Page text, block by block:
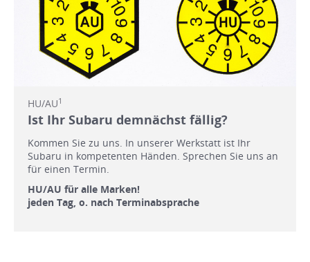
HU/AU1
Ist Ihr Subaru demnächst fällig?
Kommen Sie zu uns. In unserer Werkstatt ist Ihr
Subaru in kompetenten Händen. Sprechen Sie uns an
für einen Termin.
HU/AU für alle Marken!
jeden Tag, o. nach Terminabsprache